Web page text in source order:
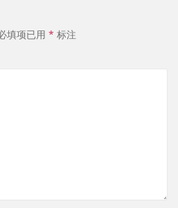
填项已用 * 标注